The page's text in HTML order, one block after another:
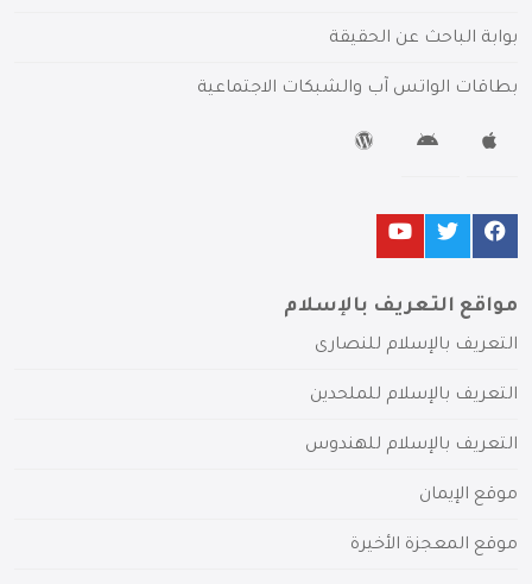
بوابة الباحث عن الحقيقة
بطاقات الواتس آب والشبكات الاجتماعية
مواقع التعريف بالإسلام
التعريف بالإسلام للنصارى
التعريف بالإسلام للملحدين
التعريف بالإسلام للهندوس
موقع الإيمان
موقع المعجزة الأخيرة